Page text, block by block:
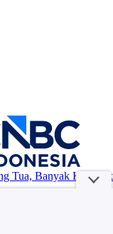
Tua, Banyak Kegocek